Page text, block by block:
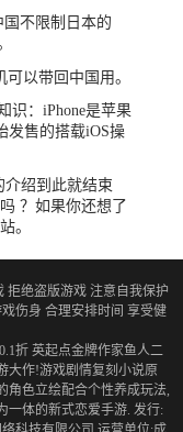
国不限制日本的
以带回中国用。
识：iPhone是苹果
发售的搭载iOS操
介绍到此就结束
？如果你还想了
。
拒绝盗版游戏 注意自我保护
伤身 合理安排时间 享受健
折 英起点金牌作家鱼人二
大作!游戏剧情复刻小说原
角色立绘配合个性养成玩法,
一体的新式恋爱手游. 发行: